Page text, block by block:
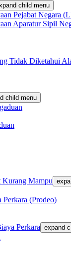
child menu
Pejabat Negara
Aparatur Sipil
Tidak Diketahui
child menu
Kurang Mampu
Perkara (Prodeo)
Perkara expand